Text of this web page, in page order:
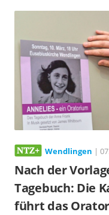
Wendlingen |
Nach der
Tagebuch: Die
führt das